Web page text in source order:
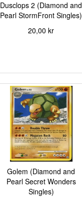
Dusclops 2 (Diamond and
Pearl StormFront Singles)
20,00 kr
Golem (Diamond and
Pearl Secret Wonders
Singles)